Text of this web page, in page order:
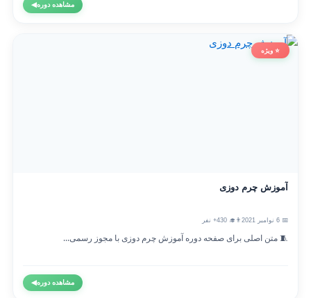
مشاهده دوره◀
⭐ ویژه
آموزش چرم دوزی
👨‍🎓 430+ نفر
🧵 متن اصلی برای صفحه دوره آموزش چرم دوزی با مجوز رسمی...
مشاهده دوره◀